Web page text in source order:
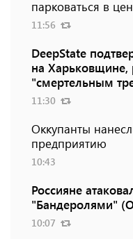
парковаться в
11:56
DeepState
на Харьковщине,
"смертельным
11:30
Оккупанты
предприятию
10:43
Россияне
"Бандеролями"
10:07